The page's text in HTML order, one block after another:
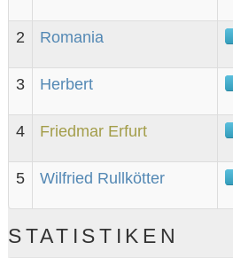
2 Romania
3 Herbert
4 Friedmar Erfurt
5 Wilfried Rullkötter
STATISTIKEN